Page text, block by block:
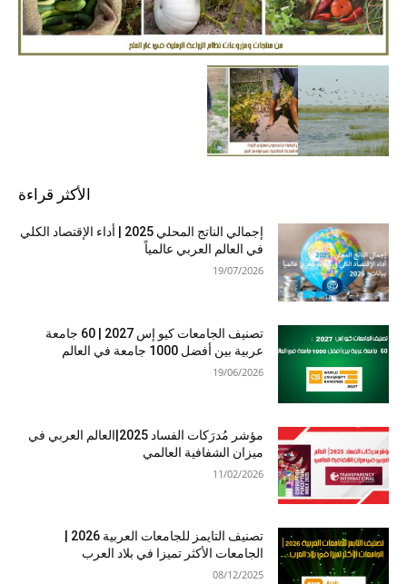
الأكثر قراءة
إجمالي الناتج المحلي 2025 | أداء الإقتصاد الكلي
في العالم العربي عالمياً
19/07/2026
تصنيف الجامعات كيو إس 2027 | 60 جامعة
عربية بين أفضل 1000 جامعة في العالم
19/06/2026
مؤشر مُدرَكات الفساد 2025|العالم العربي في
ميزان الشفافية العالمي
11/02/2026
الجامعات الأكثر تميزا في بلاد العرب
08/12/2025